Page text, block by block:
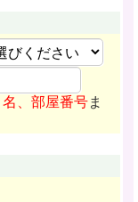
、部屋番号ま